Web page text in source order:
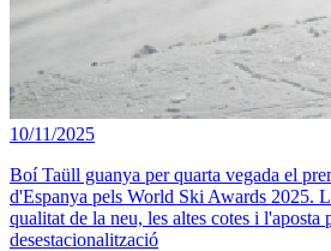
10/11/2025
Boí Taüll guanya per quarta vegada el
d'Espanya pels World Ski Awards 2025.
qualitat de la neu, les altes cotes i l'aposta
desestacionalització